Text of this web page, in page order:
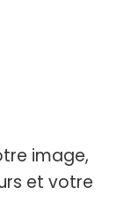
image,
et votre